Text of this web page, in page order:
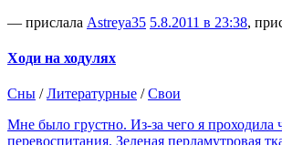
— прислала Аstreya35 5.8.2011 в 23:38,
Ходи на ходулях
Сны /Литературные /Свои
Мне было грустно. Из-за чего я проходила
перевоспитания. Зеленая перламутровая